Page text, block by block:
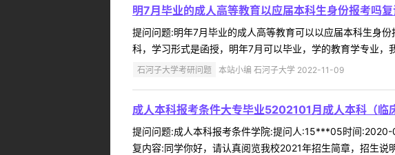
明7月毕业的成人高等教育以应届本科生身份报考吗
提问问题:明年7月毕业的成人高等教育可以以应届本科生身
科，学习形式是函授，明年7月可以毕业，学的教育学专业
石河子大学考研问题 本站小编 石河子大学 2022-11-09
成人本科报考条件大专毕业5202101月成人本科（临
提问问题:成人本科报考条件学院:提问人:15***05时间
复内容:同学你好，请认真阅览我校2021年招生简章，招生